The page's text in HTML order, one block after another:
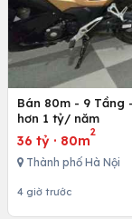
Bán 80m - 9 Tầng
hơn 1 tỷ/ năm
36 tỷ · 80m
2
Thành phố Hà Nội
4 giờ trước